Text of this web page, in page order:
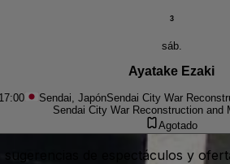
3
sáb.
Ayatake Ezaki
17:00 Sendai, JapónSendai City War
Sendai City War Reconstruction and
Agotado
sugerencias de espectáculos y